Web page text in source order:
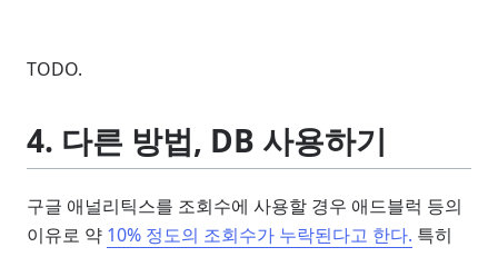
TODO.
4. 다른 방법, DB 사용하기
구글 애널리틱스를 조회수에 사용할 경우 애드블럭 등의
이유로 약 10% 정도의 조회수가 누락된다고 한다. 특히